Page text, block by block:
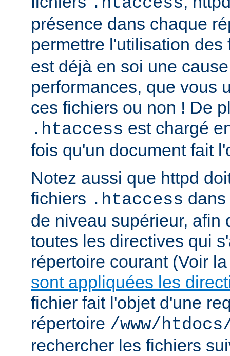
présence dans chaque
permettre l'utilisation
est déjà en soi une
performances, que vous
ces fichiers ou non ! De
.htaccess est chargé
fois qu'un document fait
Notez aussi que httpd
fichiers .htaccess
de niveau supérieur, afin
toutes les directives qui
répertoire courant (Voir
sont appliquées les
fichier fait l'objet d'une
répertoire /www/
rechercher les fichiers